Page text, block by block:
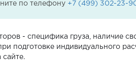
по телефону +7 (499) 302-23-
- специфика груза, наличие
подготовке индивидуального